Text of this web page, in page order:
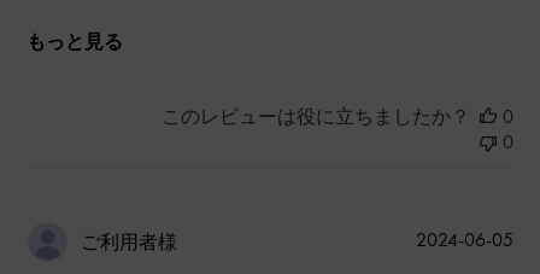
もっと見る
このレビューは役に立ちましたか？
0
0
ご利用者様
公
2024-06-05